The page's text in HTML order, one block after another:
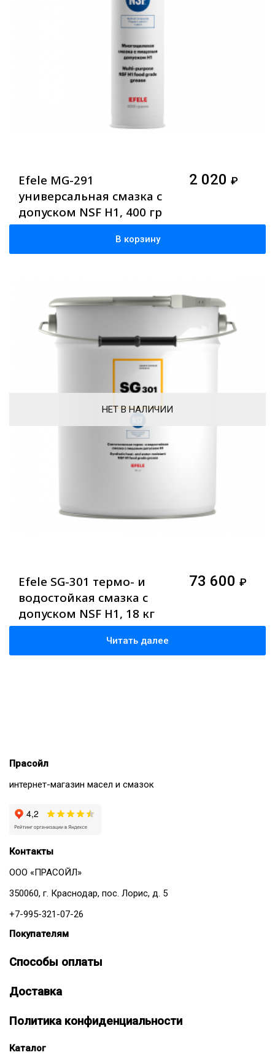
Efele MG-291
универсальная смазка с
допуском NSF H1, 400 гр
2 020 ₽
В корзину
НЕТ В НАЛИЧИИ
Efele SG-301 термо- и
водостойкая смазка с
допуском NSF H1, 18 кг
73 600 ₽
Читать далее
Прасойл
интернет-магазин масел и смазок
Контакты
ООО «ПРАСОЙЛ»
350060, г. Краснодар, пос. Лорис, д. 5
+7-995-321-07-26
Покупателям
Способы оплаты
Доставка
Политика конфиденциальности
Каталог